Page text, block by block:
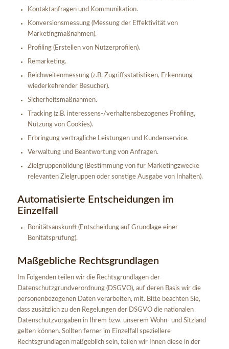
Kontaktanfragen und Kommunikation.
Konversionsmessung (Messung der Effektivität von
Marketingmaßnahmen).
Profiling (Erstellen von Nutzerprofilen).
Remarketing.
Reichweitenmessung (z.B. Zugriffsstatistiken, Erkennung
wiederkehrender Besucher).
Sicherheitsmaßnahmen.
Tracking (z.B. interessens-/verhaltensbezogenes Profiling,
Nutzung von Cookies).
Erbringung vertragliche Leistungen und Kundenservice.
Verwaltung und Beantwortung von Anfragen.
Zielgruppenbildung (Bestimmung von für Marketingzwecke
relevanten Zielgruppen oder sonstige Ausgabe von Inhalten).
Automatisierte Entscheidungen im
Einzelfall
Bonitätsauskunft (Entscheidung auf Grundlage einer
Bonitätsprüfung).
Maßgebliche Rechtsgrundlagen
Im Folgenden teilen wir die Rechtsgrundlagen der
Datenschutzgrundverordnung (DSGVO), auf deren Basis wir die
personenbezogenen Daten verarbeiten, mit. Bitte beachten Sie,
dass zusätzlich zu den Regelungen der DSGVO die nationalen
Datenschutzvorgaben in Ihrem bzw. unserem Wohn- und Sitzland
gelten können. Sollten ferner im Einzelfall speziellere
Rechtsgrundlagen maßgeblich sein, teilen wir Ihnen diese in der